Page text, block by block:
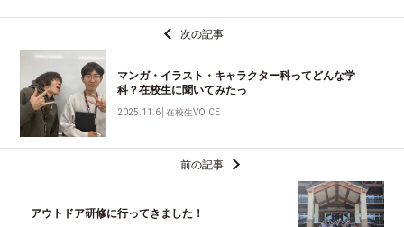
次の記事
マンガ・イラスト・キャラクター科ってどんな学
科？在校生に聞いてみたっ
2025.11.6 │在校生VOICE
前の記事
アウトドア研修に行ってきました！